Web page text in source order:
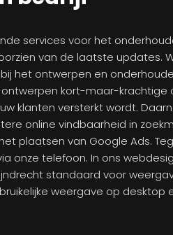
services voor het
van de laatste updates.
het ontwerpen en
ontwerpen kort-maar-
klanten versterkt wordt.
online vindbaarheid in
plaatsen van Google Ads.
onze telefoon. In ons
standaard voor
weergave op desktop